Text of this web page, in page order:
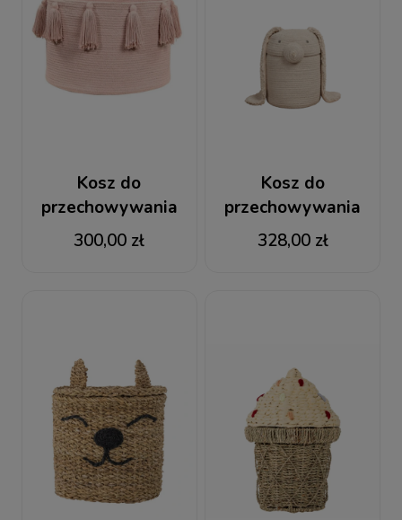
Kosz do
przechowywania
Tassels Vintage
Nude
300,00 zł
Kosz do
przechowywania
Królik Rita
328,00 zł